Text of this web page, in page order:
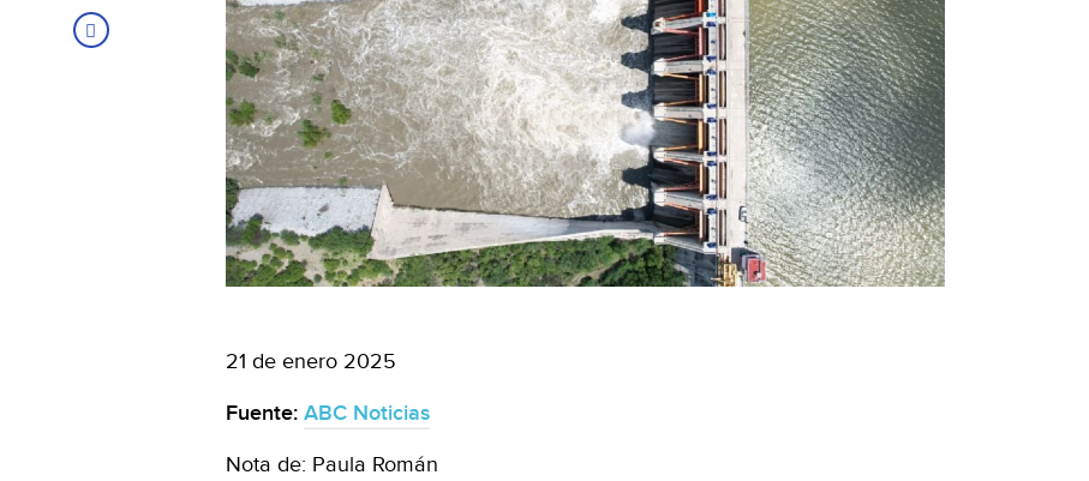
21 de enero 2025
Fuente: ABC Noticias
Nota de: Paula Román